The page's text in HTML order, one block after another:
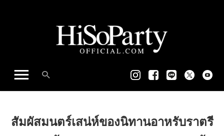
สัมผัสมนตร์เสน่ห์ของนิทานอาหรับราตรี